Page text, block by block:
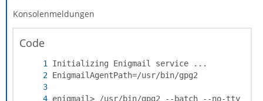
Konsolenmeldungen
Code